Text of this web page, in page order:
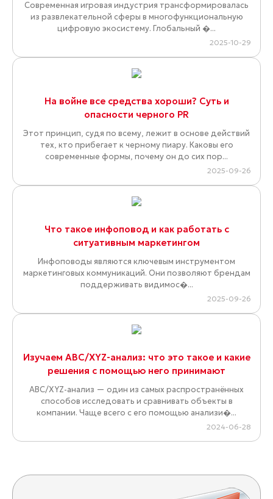
Современная игровая индустрия трансформировалась
из развлекательной сферы в многофункциональную
цифровую экосистему. Глобальный �...
2025-10-29
На войне все средства хороши? Суть и
опасности черного PR
Этот принцип, судя по всему, лежит в основе действий
тех, кто прибегает к черному пиару. Каковы его
современные формы, почему он до сих пор...
2025-09-26
Что такое инфоповод и как работать с
ситуативным маркетингом
Инфоповоды являются ключевым инструментом
маркетинговых коммуникаций. Они позволяют брендам
поддерживать видимос�...
2025-09-26
Изучаем ABC/XYZ-анализ: что это такое и какие
решения с помощью него принимают
ABC/XYZ-анализ — один из самых распространённых
способов исследовать и сравнивать объекты в
компании. Чаще всего с его помощью анализи�...
2024-06-28